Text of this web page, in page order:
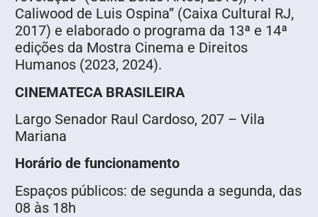
Caliwood de Luis Ospina” (Caixa Cultural RJ,
2017) e elaborado o programa da 13ª e 14ª
edições da Mostra Cinema e Direitos
Humanos (2023, 2024).
CINEMATECA BRASILEIRA
Largo Senador Raul Cardoso, 207 – Vila
Mariana
Horário de funcionamento
Espaços públicos: de segunda a segunda, das
08 às 18h